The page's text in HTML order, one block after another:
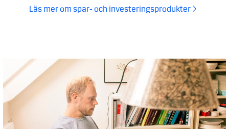
Läs mer om spar- och investeringsprodukter